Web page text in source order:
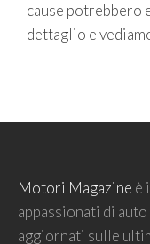
cause potrebbero
dettaglio e
Motori Magazine è
appassionati di
aggiornati sulle